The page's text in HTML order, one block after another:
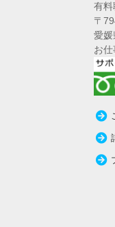
有
〒
愛媛
お